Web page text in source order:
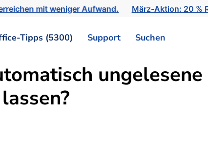
mit weniger Aufwand. März-Aktion: 20 %
Tipps (5300) Support Suchen